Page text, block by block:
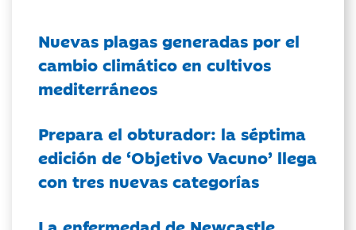
Nuevas plagas generadas por el
cambio climático en cultivos
mediterráneos
Prepara el obturador: la séptima
edición de ‘Objetivo Vacuno’ llega
con tres nuevas categorías